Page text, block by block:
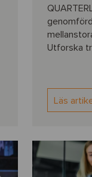
Utforska
Läs